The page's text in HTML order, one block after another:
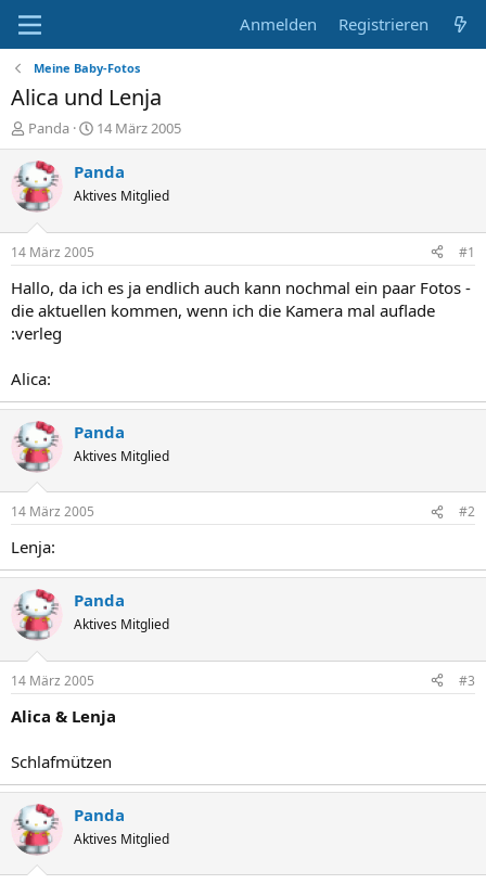
Anmelden Registrieren
Meine Baby-Fotos
Alica und Lenja
E
r
s
t
e
e
r
Panda
E
r
s
e
t
a
14 März 2005
Panda
Aktives Mitglied
14 März 2005 #1
Hallo, da ich es ja endlich auch kann nochmal ein paar Fotos -
die aktuellen kommen, wenn ich die Kamera mal auflade
:verleg
Alica:
Panda
Aktives Mitglied
14 März 2005 #2
Lenja:
Panda
Aktives Mitglied
14 März 2005 #3
Alica & Lenja
Schlafmützen
Panda
Aktives Mitglied